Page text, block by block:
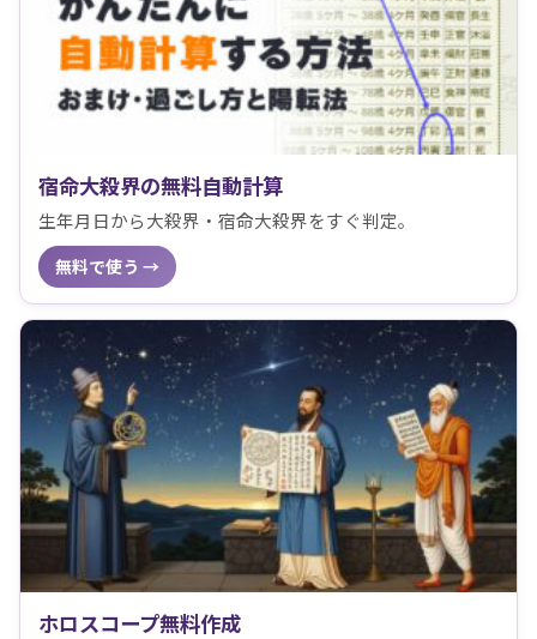
宿命大殺界の無料自動計算
生年月日から大殺界・宿命大殺界をすぐ判定。
無料で使う →
ホロスコープ無料作成